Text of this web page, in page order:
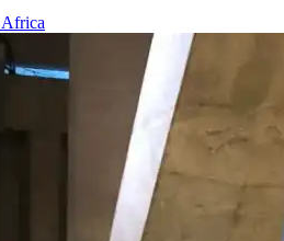
Africa